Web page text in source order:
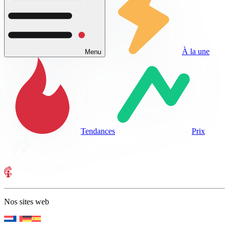
Menu À la une
Tendances Prix
Nos sites web